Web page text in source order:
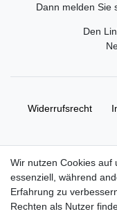
Dann melden Sie
Den
Widerrufs­recht
© Copyright 2026 | Alle
Handelsgesellschaft
Wir nutzen Cookies auf
essenziell, während
Erfahrung zu
Rechten als Nutzer